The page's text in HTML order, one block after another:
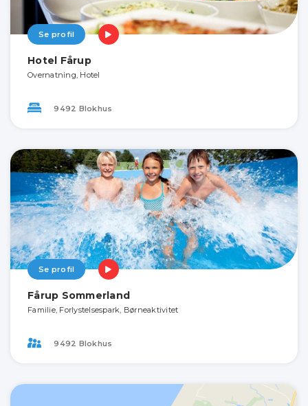
Se profil
Hotel Fårup
Overnatning, Hotel
9492 Blokhus
Se profil
Fårup Sommerland
Familie, Forlystelsespark, Børneaktivitet
9492 Blokhus